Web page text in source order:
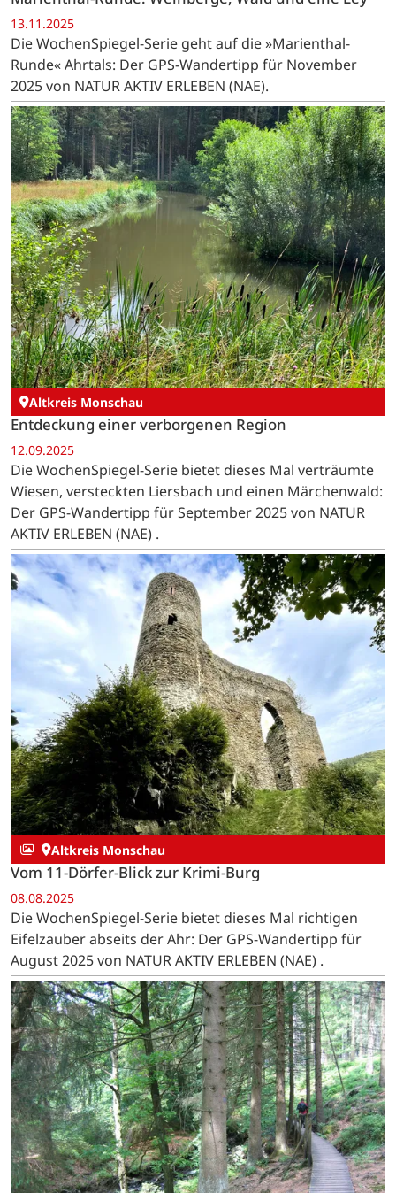
13.11.2025
Die WochenSpiegel-Serie geht auf die »Marienthal-
Runde« Ahrtals: Der GPS-Wandertipp für November
2025 von NATUR AKTIV ERLEBEN (NAE).
Altkreis Monschau
Entdeckung einer verborgenen Region
12.09.2025
Die WochenSpiegel-Serie bietet dieses Mal verträumte
Wiesen, versteckten Liersbach und einen Märchenwald:
Der GPS-Wandertipp für September 2025 von NATUR
AKTIV ERLEBEN (NAE) .
Altkreis Monschau
Vom 11-Dörfer-Blick zur Krimi-Burg
08.08.2025
Die WochenSpiegel-Serie bietet dieses Mal richtigen
Eifelzauber abseits der Ahr: Der GPS-Wandertipp für
August 2025 von NATUR AKTIV ERLEBEN (NAE) .